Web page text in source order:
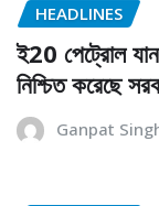
HEADLINES
ই20 পেট্রোল
নিশ্চিত করেছে
Ganpat